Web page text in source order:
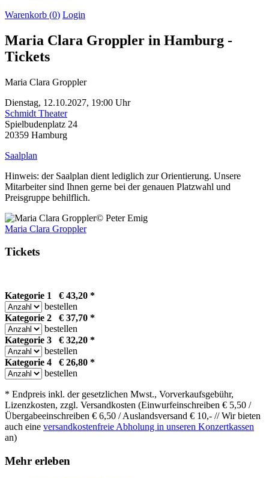
Warenkorb (0) Login
Maria Clara Groppler in Hamburg -
Tickets
Maria Clara Groppler
Dienstag, 12.10.2027, 19:00 Uhr
Schmidt Theater
Spielbudenplatz 24
20359 Hamburg
Saalplan
Hinweis: der Saalplan dient lediglich zur Orientierung. Unsere
Mitarbeiter sind Ihnen gerne bei der genauen Platzwahl und
Preisgruppe behilflich.
© Peter Emig
Maria Clara Groppler
Tickets
Kategorie 1 € 43,20 *
bestellen
Kategorie 2 € 37,70 *
bestellen
Kategorie 3 € 32,20 *
bestellen
Kategorie 4 € 26,80 *
bestellen
* Endpreis inkl. der gesetzlichen Mwst., Vorverkaufsgebühr,
Lizenzkosten, zzgl. Versandkosten (Einwurfeinschreiben € 5,50 /
Übergabeeinschreiben € 6,50 / Auslandsversand € 10,- // Wir bieten
auch eine versandkostenfreie Abholung in unseren Konzertkassen
an)
Mehr erleben